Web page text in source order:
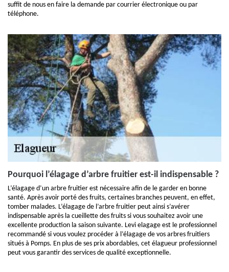
suffit de nous en faire la demande par courrier électronique ou par
téléphone.
Pourquoi l’élagage d’arbre fruitier est-il indispensable ?
L’élagage d’un arbre fruitier est nécessaire afin de le garder en bonne
santé. Après avoir porté des fruits, certaines branches peuvent, en effet,
tomber malades. L’élagage de l’arbre fruitier peut ainsi s’avérer
indispensable après la cueillette des fruits si vous souhaitez avoir une
excellente production la saison suivante. Levi elagage est le professionnel
recommandé si vous voulez procéder à l’élagage de vos arbres fruitiers
situés à Pomps. En plus de ses prix abordables, cet élagueur professionnel
peut vous garantir des services de qualité exceptionnelle.